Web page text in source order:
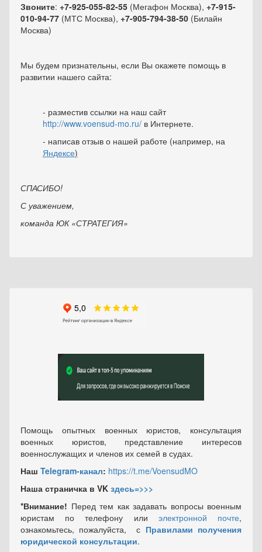
Звоните: +7-925-055-82-55 (Мегафон Москва), +7-915-
010-94-77 (МТС Москва), +7-905-794-38-50 (Билайн
Москва)
Мы будем признательны, если Вы окажете помощь в
развитии нашего сайта:
- разместив ссылки на наш сайт
http://www.voensud-mo.ru/в Интернете.
- написав отзыв о нашей работе (например, на
Яндексе)
СПАСИБО!
С уважением,
команда ЮК «СТРАТЕГИЯ»
Помощь опытных военных юристов, консультация
военных юристов, представление интересов
военнослужащих и членов их семей в судах.
Наш Telegram-канал: https://t.me/VoensudMO
Наша страничка в VK здесь=>>>
*Внимание! Перед тем как задавать вопросы военным
юристам по телефону или электронной почте,
ознакомьтесь, пожалуйста, с Правилами получения
юридической консультации.